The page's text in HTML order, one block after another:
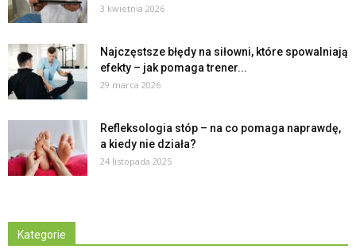
3 kwietnia 2026
Najczęstsze błędy na siłowni, które spowalniają
efekty – jak pomaga trener...
29 marca 2026
Refleksologia stóp – na co pomaga naprawdę,
a kiedy nie działa?
24 listopada 2025
Kategorie